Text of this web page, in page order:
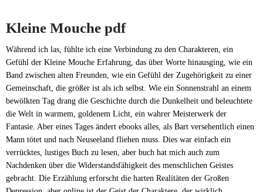
Kleine Mouche pdf
Während ich las, fühlte ich eine Verbindung zu den Charakteren, ein
Gefühl der Kleine Mouche Erfahrung, das über Worte hinausging, wie ein
Band zwischen alten Freunden, wie ein Gefühl der Zugehörigkeit zu einer
Gemeinschaft, die größer ist als ich selbst. Wie ein Sonnenstrahl an einem
bewölkten Tag drang die Geschichte durch die Dunkelheit und beleuchtete
die Welt in warmem, goldenem Licht, ein wahrer Meisterwerk der
Fantasie. Aber eines Tages ändert ebooks alles, als Bart versehentlich einen
Mann tötet und nach Neuseeland fliehen muss. Dies war einfach ein
verrücktes, lustiges Buch zu lesen, aber buch hat mich auch zum
Nachdenken über die Widerstandsfähigkeit des menschlichen Geistes
gebracht. Die Erzählung erforscht die harten Realitäten der Großen